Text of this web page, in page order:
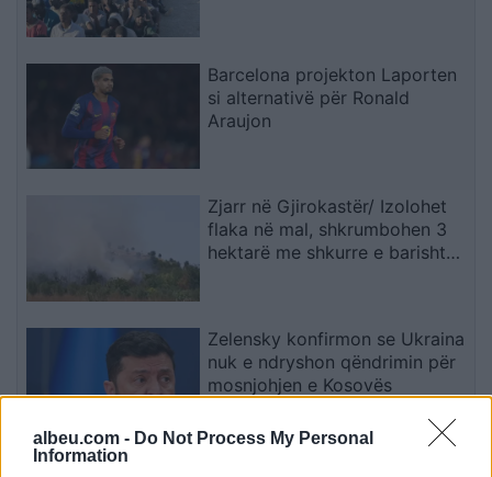
albeu.com - Do Not Process My Personal
Information
Barcelona projekton Laporten
si alternativë për Ronald
Araujon
Zjarr në Gjirokastër/ Izolohet
flaka në mal, shkrumbohen 3
hektarë me shkurre e barishte
Zelensky konfirmon se Ukraina
nuk e ndryshon qëndrimin për
mosnjohjen e Kosovës